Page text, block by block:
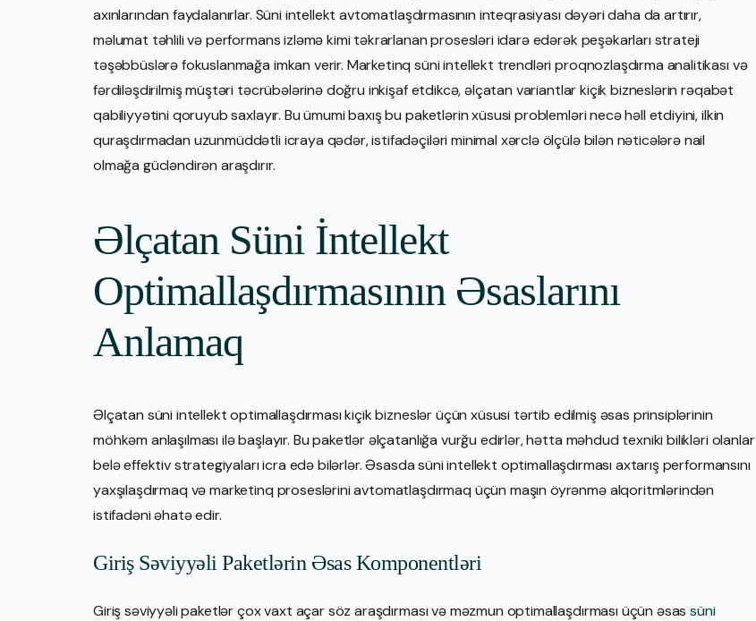
axınlarından faydalanırlar. Süni intellekt avtomatlaşdırmasının inteqrasiyası dəyəri daha da artırır,
məlumat təhlili və performans izləmə kimi təkrarlanan prosesləri idarə edərək peşəkarları strateji
təşəbbüslərə fokuslanmağa imkan verir. Marketinq süni intellekt trendləri proqnozlaşdırma analitikası və
fərdiləşdirilmiş müştəri təcrübələrinə doğru inkişaf etdikcə, əlçatan variantlar kiçik bizneslərin rəqabət
qabiliyyətini qoruyub saxlayır. Bu ümumi baxış bu paketlərin xüsusi problemləri necə həll etdiyini, ilkin
quraşdırmadan uzunmüddətli icraya qədər, istifadəçiləri minimal xərclə ölçülə bilən nəticələrə nail
olmağa gücləndirən araşdırır.
Əlçatan Süni İntellekt
Optimallaşdırmasının Əsaslarını
Anlamaq
Əlçatan süni intellekt optimallaşdırması kiçik bizneslər üçün xüsusi tərtib edilmiş əsas prinsiplərinin
möhkəm anlaşılması ilə başlayır. Bu paketlər əlçatanlığa vurğu edirlər, hətta məhdud texniki bilikləri olanlar
belə effektiv strategiyaları icra edə bilərlər. Əsasda süni intellekt optimallaşdırması axtarış performansını
yaxşılaşdırmaq və marketinq proseslərini avtomatlaşdırmaq üçün maşın öyrənmə alqoritmlərindən
istifadəni əhatə edir.
Giriş Səviyyəli Paketlərin Əsas Komponentləri
Giriş səviyyəli paketlər çox vaxt açar söz araşdırması və məzmun optimallaşdırması üçün əsassüni